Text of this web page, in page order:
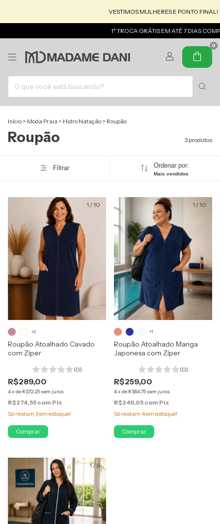
VESTIMOS MULHERES E PONTO FINAL!
1º TROCA GRÁTIS EM ATÉ 7 DIAS
0
Início > Moda Praia > Hidro Natação > Roupão
Roupão 3 produtos
Filtrar Ordenar por:
Mais vendidos
1 /10
Roupão Atoalhado Cavado
com Zíper
(0)
R$289,00
4x de R$72,25 sem juros
R$274,55 com Pix
Só restam 3em estoque!
+2
Comprar
1 /10
Roupão Atoalhado Manga
Japonesa com Zíper
(0)
R$259,00
4x de R$64,75 sem juros
R$246,05 com Pix
Só restam 4em estoque!
+1
Comprar
1/ 9